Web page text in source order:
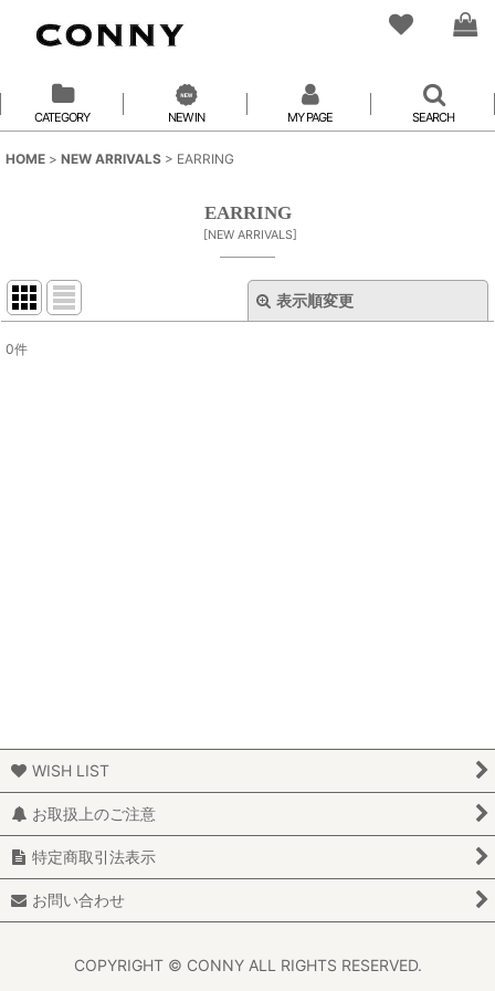
CATEGORY NEW IN MY PAGE SEARCH
HOME > NEW ARRIVALS > EARRING
EARRING
[NEW ARRIVALS]
表示順変更
0件
WISH LIST
お取扱上のご注意
特定商取引法表示
お問い合わせ
COPYRIGHT © CONNY ALL RIGHTS RESERVED.